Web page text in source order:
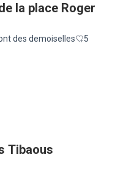
la place Roger
des demoiselles
5
Tibaous